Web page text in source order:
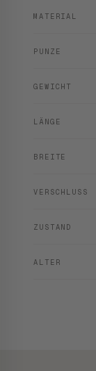
MATERIAL
PUNZE
GEWICHT
LÄNGE
BREITE
VERSCHLUSS
ZUSTAND
ALTER